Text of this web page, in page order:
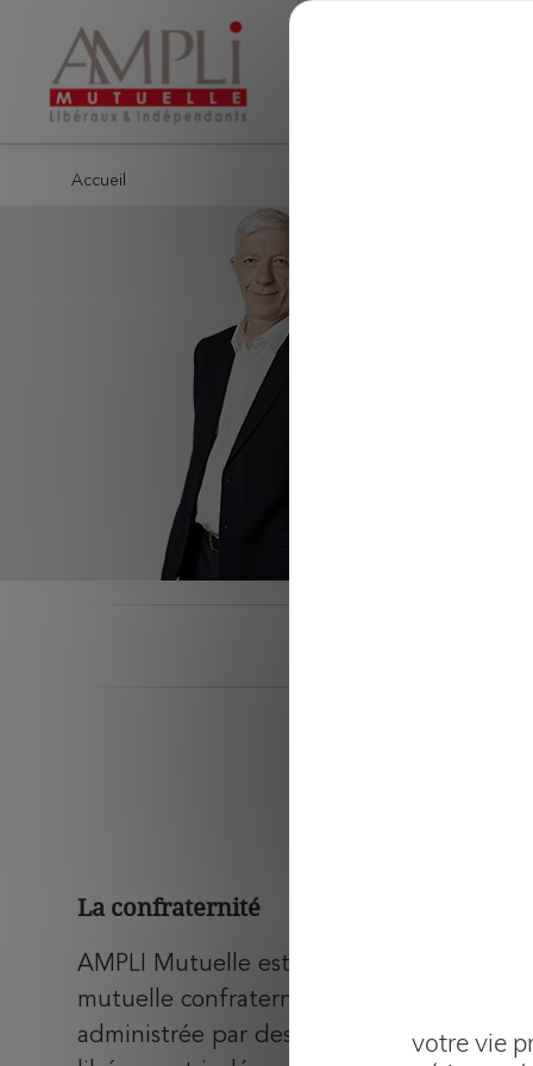
Accueil
«
par
La confraternité
AMPLI Mutuelle est d'abord une
mutuelle confraternelle créée et
administrée par des professionnels
Choisissez l'usage de vos données
votre vie